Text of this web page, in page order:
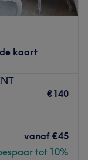
vital, énergique
kaart
€140
vanaf €45
tot 10%